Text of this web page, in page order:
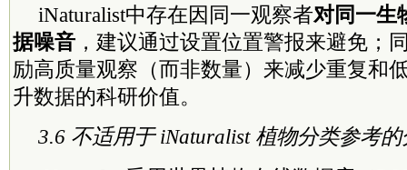
iNaturalist中存在因同一观察者对同一生
据噪音 ，建议通过设置位置警报来避免；
励高质量观察（而非数量）来减少重复和
升数据的科研价值。
3.6 不适用于 iNaturalist 植物分类参考